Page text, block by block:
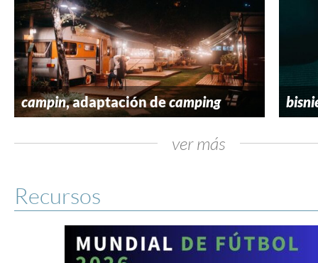
campin, adaptación decamping
ver más
Recursos